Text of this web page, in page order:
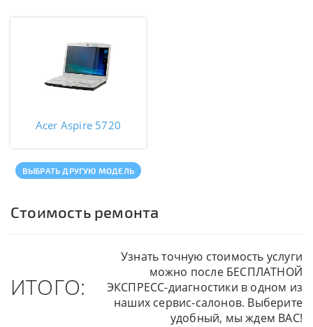
Acer Aspire 5720
ВЫБРАТЬ ДРУГУЮ МОДЕЛЬ
Стоимость ремонта
ИТОГО:
Узнать точную стоимость услуги
можно после БЕСПЛАТНОЙ
ЭКСПРЕСС-диагностики в одном из
наших сервис-салонов. Выберите
удобный, мы ждем ВАС!